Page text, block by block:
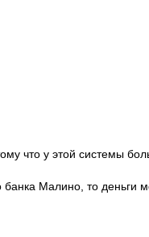
что у этой системы
банка Малино, то деньги